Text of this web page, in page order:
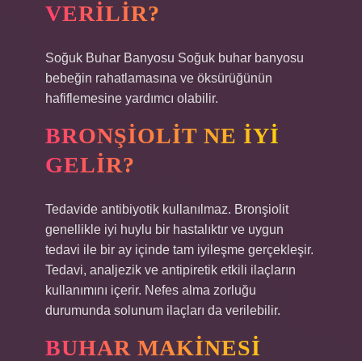
VERILIR?
Soğuk Buhar Banyosu Soğuk buhar banyosu
bebeğin rahatlamasına ve öksürüğünün
hafiflemesine yardımcı olabilir.
BRONŞIOLIT NE IYI
GELIR?
Tedavide antibiyotik kullanılmaz. Bronşiolit
genellikle iyi huylu bir hastalıktır ve uygun
tedavi ile bir ay içinde tam iyileşme gerçekleşir.
Tedavi, analjezik ve antipiretik etkili ilaçların
kullanımını içerir. Nefes alma zorluğu
durumunda solunum ilaçları da verilebilir.
BUHAR MAKINESI